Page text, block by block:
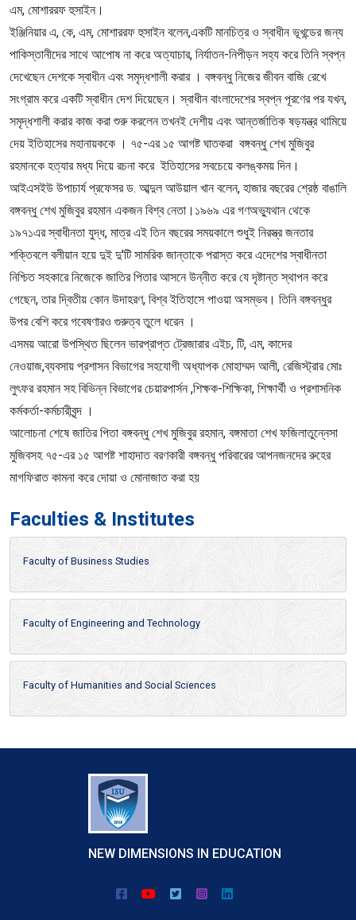
এম, মোশাররফ হুসাইন।
ইঞ্জিনিয়ার এ, কে, এম, মোশাররফ হুসাইন বলেন,একটি মানচিত্র ও স্বাধীন ভূখন্ডের জন্য
পাকিস্তানীদের সাথে আপোষ না করে অত্যাচার, নির্যাতন-নিপীড়ন সহ্য করে তিনি স্বপ্ন
দেখেছেন দেশকে স্বাধীন এবং সমৃদ্ধশালী করার । বঙ্গবন্ধু নিজের জীবন বাজি রেখে
সংগ্রাম করে একটি স্বাধীন দেশ দিয়েছেন। স্বাধীন বাংলাদেশের স্বপ্ন পূরণের পর যখন,
সমৃদ্ধশালী করার কাজ করা শুরু করলেন তখনই দেশীয় এবং আন্তর্জাতিক ষড়যন্ত্র থামিয়ে
দেয় ইতিহাসের মহানায়ককে । ৭৫-এর ১৫ আগষ্ট ঘাতকরা বঙ্গবন্ধু শেখ মুজিবুর
রহমানকে হত্যার মধ্য দিয়ে রচনা করে ইতিহাসের সবচেয়ে কলঙ্কময় দিন।
আইএসইউ উপাচার্য প্রফেসর ড. আব্দুল আউয়াল খান বলেন, হাজার বছরের শ্রেষ্ঠ বাঙালি
বঙ্গবন্ধু শেখ মুজিবুর রহমান একজন বিশ্ব নেতা।১৯৬৯ এর গণঅভ্যুথান থেকে
১৯৭১এর স্বাধীনতা যুদ্ধ, মাত্র এই তিন বছরের সময়কালে শুধুই নিরস্ত্র জনতার
শক্তিবলে বলীয়ান হয়ে দুই দু'টি সামরিক জান্তাকে পরাস্ত করে এদেশের স্বাধীনতা
নিশ্চিত সহকারে নিজেকে জাতির পিতার আসনে উন্নীত করে যে দৃষ্টান্ত স্থাপন করে
গেছেন, তার দ্বিতীয় কোন উদাহরণ, বিশ্ব ইতিহাসে পাওয়া অসম্ভব। তিনি বঙ্গবন্ধুর
উপর বেশি করে গবেষণারও গুরুত্ব তুলে ধরেন ।
এসময় আরো উপস্থিত ছিলেন ভারপ্রাপ্ত ট্রেজারার এইচ, টি, এম, কাদের
নেওয়াজ,ব্যবসায় প্রশাসন বিভাগের সহযোগী অধ্যাপক মোহাম্মদ আলী, রেজিস্ট্রার মোঃ
লুৎফর রহমান সহ বিভিন্ন বিভাগের চেয়ারপার্সন ,শিক্ষক-শিক্ষিকা, শিক্ষার্থী ও প্রশাসনিক
কর্মকর্তা-কর্মচারীবৃন্দ ।
আলোচনা শেষে জাতির পিতা বঙ্গবন্ধু শেখ মুজিবুর রহমান, বঙ্গমাতা শেখ ফজিলাতুন্নেসা
মুজিবসহ ৭৫-এর ১৫ আগষ্ট শাহাদাত বরণকারী বঙ্গবন্ধু পরিবারের আপনজনদের রুহের
মাগফিরাত কামনা করে দোয়া ও মোনাজাত করা হয়
Faculties & Institutes
Faculty of Business Studies
Faculty of Engineering and Technology
Faculty of Humanities and Social Sciences
NEW DIMENSIONS IN EDUCATION